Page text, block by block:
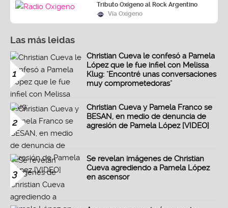
Tributo Oxígeno al Rock Argentino
Vía Oxígeno
Las más leidas
1
Christian Cueva le confesó a Pamela
López que le fue infiel con Melissa
Klug: "Encontré unas conversaciones
muy comprometedoras"
2
Christian Cueva y Pamela Franco se
BESAN, en medio de denuncia de
agresión de Pamela López [VIDEO]
3
Se revelan imágenes de Christian
Cueva agrediendo a Pamela López
en ascensor